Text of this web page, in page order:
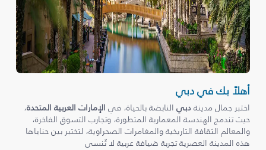
أهلاً بك في دبي
اختبر جمال مدينةدبيالنابضة بالحياة، في الإمارات العربية المتحدة،
حيث تندمج الهندسة المعمارية المتطورة، وتجارب التسوق الفاخرة،
والمعالم الثقافة التاريخية والمغامرات الصحراوية، لتختبر بين حناياها
هذه المدينة العصرية تجربة ضيافة عربية لا تُنسى